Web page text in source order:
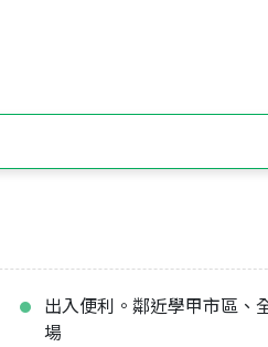
出入便利。鄰近學甲市區、
場